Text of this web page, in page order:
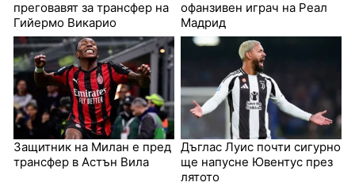
преговавят за трансфер на
Гийермо Викарио
офанзивен играч на Реал
Мадрид
Защитник на Милан е пред
трансфер в Астън Вила
Дъглас Луис почти сигурно
ще напусне Ювентус през
лятото